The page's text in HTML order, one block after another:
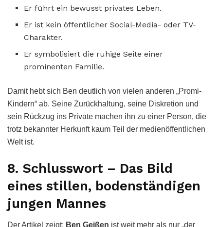
Er führt ein bewusst privates Leben.
Er ist kein öffentlicher Social-Media- oder TV-
Charakter.
Er symbolisiert die ruhige Seite einer
prominenten Familie.
Damit hebt sich Ben deutlich von vielen anderen „Promi-
Kindern“ ab. Seine Zurückhaltung, seine Diskretion und
sein Rückzug ins Private machen ihn zu einer Person, die
trotz bekannter Herkunft kaum Teil der medienöffentlichen
Welt ist.
8. Schlusswort – Das Bild
eines stillen, bodenständigen
jungen Mannes
Der Artikel zeigt: Ben Geißen ist weit mehr als nur „der